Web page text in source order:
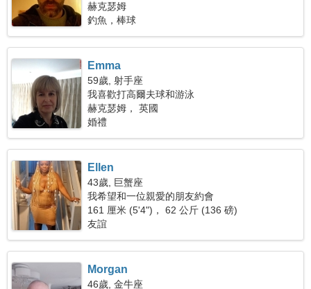
赫克瑟姆
釣魚，棒球
Emma
59歲, 射手座
我喜歡打高爾夫球和游泳
赫克瑟姆， 英國
婚禮
Ellen
43歲, 巨蟹座
我希望和一位親愛的朋友約會
161 厘米 (5'4")， 62 公斤 (136 磅)
友誼
Morgan
46歲, 金牛座